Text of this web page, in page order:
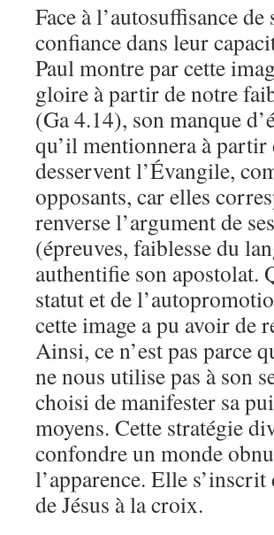
Face à l’autosuffisance
confiance dans leur
Paul montre par cette
gloire à partir de notre
(Ga 4.14), son manque
qu’il mentionnera à partir
desservent l’Évangile,
opposants, car elles
renverse l’argument de
(épreuves, faiblesse du
authentifie son apostolat.
statut et de
cette image a pu avoir
Ainsi, ce n’est pas parce
ne nous utilise pas à son
choisi de manifester sa
moyens. Cette stratégie
confondre un monde
l’apparence. Elle
de Jésus à la croix.